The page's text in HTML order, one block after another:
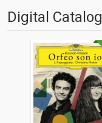
Digital Catalog